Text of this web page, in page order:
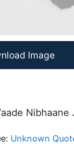
Image
Nibhaane
Unknown